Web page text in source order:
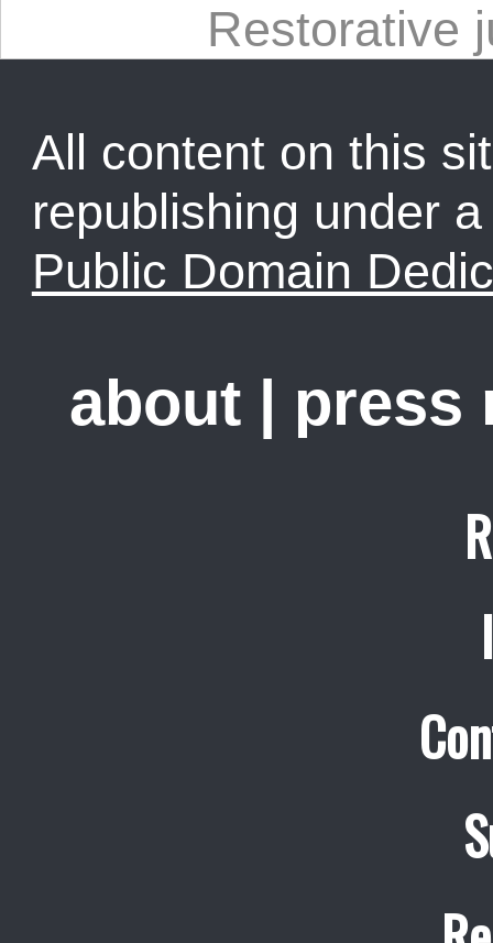
Restorative
All content on this
republishing under
Public Domain
about | press